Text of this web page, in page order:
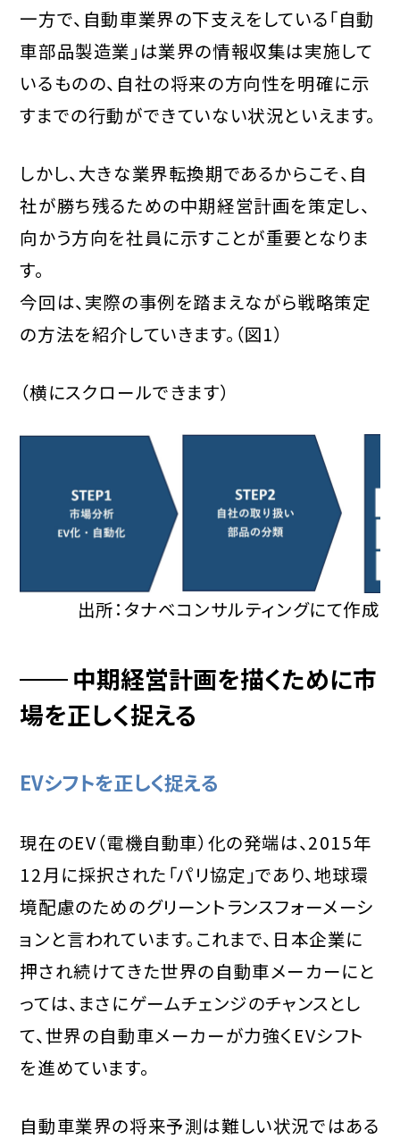
一方で、自動車業界の下支えをしている「自動
車部品製造業」は業界の情報収集は実施して
いるものの、自社の将来の方向性を明確に示
すまでの行動ができていない状況といえます。
しかし、大きな業界転換期であるからこそ、自
社が勝ち残るための中期経営計画を策定し、
向かう方向を社員に示すことが重要となりま
す。
今回は、実際の事例を踏まえながら戦略策定
の方法を紹介していきます。（図1）
（横にスクロールできます）
出所：タナベコンサルティングにて作成
中期経営計画を描くために市
場を正しく捉える
EVシフトを正しく捉える
現在のEV（電機自動車）化の発端は、2015年
12月に採択された「パリ協定」であり、地球環
境配慮のためのグリーントランスフォーメーシ
ョンと言われています。これまで、日本企業に
押され続けてきた世界の自動車メーカーにと
っては、まさにゲームチェンジのチャンスとし
て、世界の自動車メーカーが力強くEVシフト
を進めています。
自動車業界の将来予測は難しい状況ではある